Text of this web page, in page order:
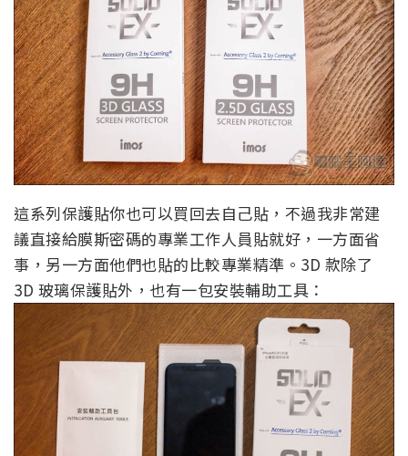
這系列保護貼你也可以買回去自己貼，不過我非常建
議直接給膜斯密碼的專業工作人員貼就好，一方面省
事，另一方面他們也貼的比較專業精準。3D 款除了
3D 玻璃保護貼外，也有一包安裝輔助工具：